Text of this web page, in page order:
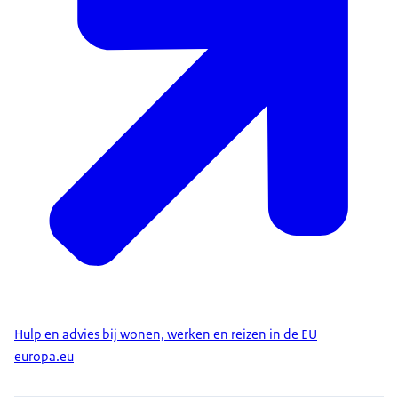
Hulp en advies bij wonen, werken en reizen in de EU
europa.eu